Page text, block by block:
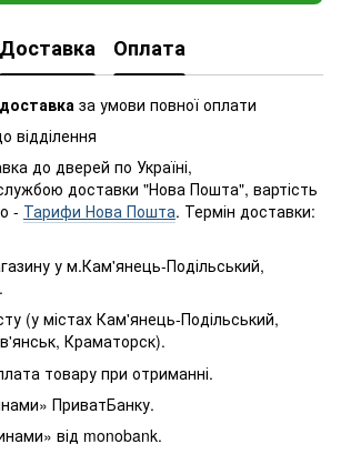
Доставка Оплата
за умови повної оплати
відділення
до дверей по Україні,
доставки "Нова Пошта", вартість
- Тарифи Нова Пошта. Термін доставки:
у м.Кам'янець-Подільський,
(у містах Кам'янець-Подільський,
Краматорск).
товару при отриманні.
ПриватБанку.
від monobank.